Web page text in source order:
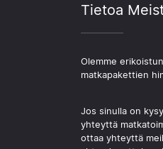
Tietoa
Olemme
matkapakettien
Jos sinulla on
yhteyttä
ottaa yhteyttä